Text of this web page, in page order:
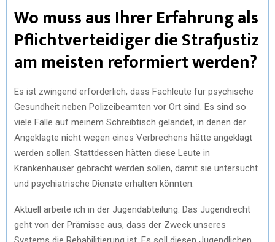
Wo muss aus Ihrer Erfahrung als
Pflichtverteidiger die Strafjustiz
am meisten reformiert werden?
Es ist zwingend erforderlich, dass Fachleute für psychische
Gesundheit neben Polizeibeamten vor Ort sind. Es sind so
viele Fälle auf meinem Schreibtisch gelandet, in denen der
Angeklagte nicht wegen eines Verbrechens hätte angeklagt
werden sollen. Stattdessen hätten diese Leute in
Krankenhäuser gebracht werden sollen, damit sie untersucht
und psychiatrische Dienste erhalten könnten.
Aktuell arbeite ich in der Jugendabteilung. Das Jugendrecht
geht von der Prämisse aus, dass der Zweck unseres